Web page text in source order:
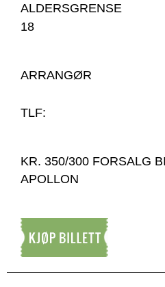
ALDERSGRENSE
18
ARRANGØR
TLF:
KR. 350/300 FORSALG
APOLLON